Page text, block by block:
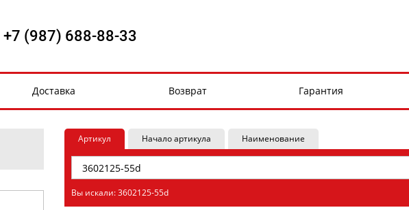
+7 (987) 688-88-33
Доставка Возврат Гарантия
Артикул Начало артикула Наименование
Вы искали: 3602125-55d